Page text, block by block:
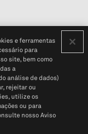
cliente (em inglês)
S&P Global
e ferramentas
para
site, bem como
a
análise de dados)
rejeitar ou
utilize os
ou para
nosso Aviso